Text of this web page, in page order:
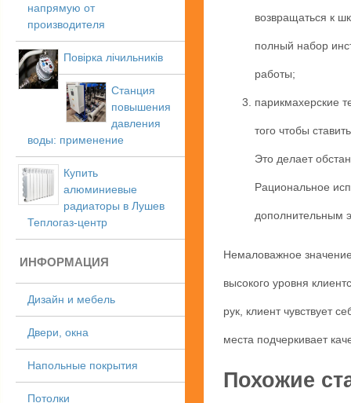
напрямую от
производителя
Повірка лічильників
Станция
повышения
давления
воды: применение
Купить
алюминиевые
радиаторы в Лушев
Теплогаз-центр
ИНФОРМАЦИЯ
Дизайн и мебель
Двери, окна
Напольные покрытия
Потолки
возвращаться к
полный набор
работы;
парикмахерские
того чтобы
Это делает
Рациональное
дополнительным
Немаловажное
высокого уровня
рук, клиент чувствует
места подчеркивает
Похожие